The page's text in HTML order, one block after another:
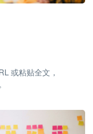
或粘贴全文，